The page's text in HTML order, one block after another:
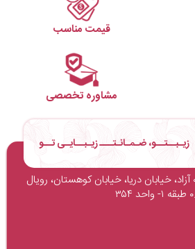
قیمت مناسب
مشاوره تخصصی
زیـبــتــو، ضـمـانـتـــ زیـبــایـی تــو
خیابان دریا، خیابان کوهستان، رویال